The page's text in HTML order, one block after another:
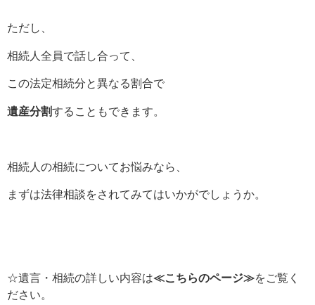
ただし、
相続人全員で話し合って、
この法定相続分と異なる割合で
遺産分割することもできます。
相続人の相続についてお悩みなら、
まずは法律相談をされてみてはいかがでしょうか。
☆遺言・相続の詳しい内容は≪こちらのページ≫をご覧く
ださい。